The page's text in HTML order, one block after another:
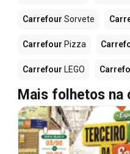
Carrefour Sorvete
Carrefour Pizza
Carrefour LEGO
Mais folhetos na